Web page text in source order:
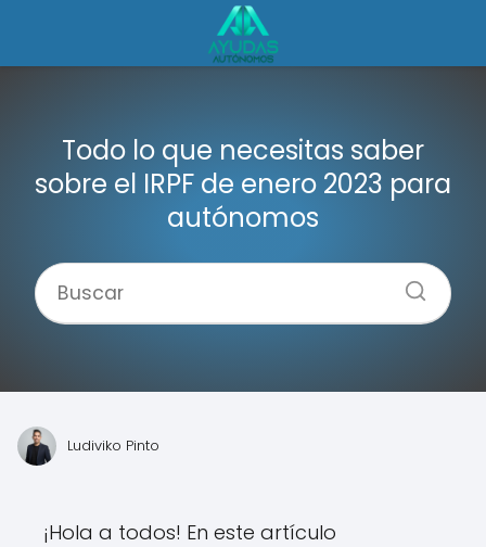
Todo lo que necesitas saber
sobre el IRPF de enero 2023 para
autónomos
Ludiviko Pinto
¡Hola a todos! En este artículo